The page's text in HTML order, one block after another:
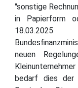
"sonstige
in Papierform
neuen
bedarf dies der